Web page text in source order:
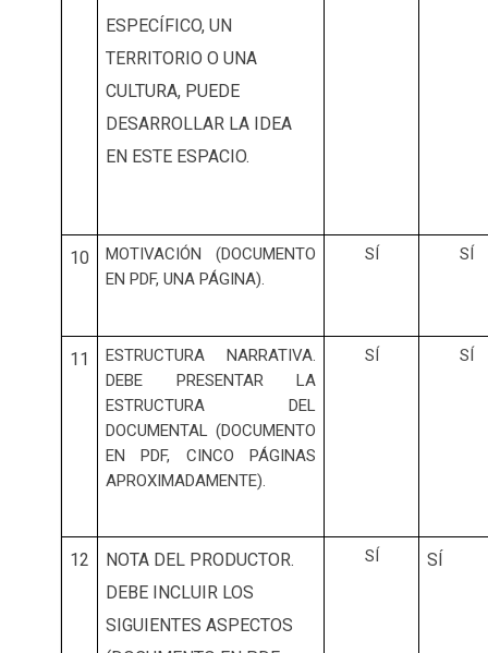
ESPECÍFICO, UN
TERRITORIO O UNA
CULTURA, PUEDE
DESARROLLAR LA IDEA
EN ESTE ESPACIO.
10
MOTIVACIÓN (DOCUMENTO
EN PDF, UNA PÁGINA).
SÍ SÍ
11
ESTRUCTURA NARRATIVA.
DEBE PRESENTAR LA
ESTRUCTURA DEL
DOCUMENTAL (DOCUMENTO
EN PDF, CINCO PÁGINAS
APROXIMADAMENTE).
SÍ SÍ
12
NOTA DEL PRODUCTOR.
DEBE INCLUIR LOS
SIGUIENTES ASPECTOS
SÍ SÍ